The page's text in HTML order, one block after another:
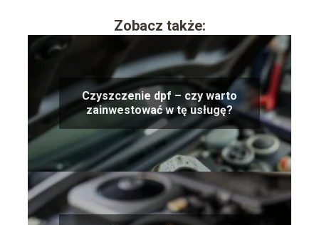
Zobacz także:
Czyszczenie dpf – czy warto
zainwestować w tę usługę?